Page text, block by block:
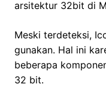
arsitektur 32bit di
Meski terdeteksi,
gunakan. Hal ini
beberapa
32 bit.